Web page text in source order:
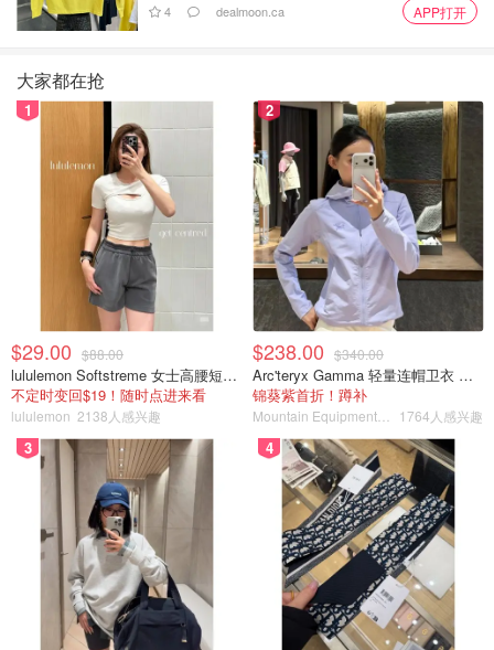
Biotrue Hydration Boost Eye Drops添加了HA（透明质
酸）、抗氧化剂和电解质，为干燥的眼睛提供即时水分。适
用于因屏幕和环境压力而引起的眼睛干燥和刺激，瞬间舒
缓，可在佩戴软性隐形眼镜时使用。滴眼液不仅不含防腐
剂，适合每天使用。
Bausch + Lomb Biotrue 滴眼液
$10.97
click.linksynergy.com
5.Clear Eyes 三重缓解眼药水
4 dealmoon.ca APP打开
大家都在抢
1
$29.00 $88.00
lululemon Softstreme 女士高腰短裤 10cm
不定时变回$19！随时点进来看
lululemon 2138人感兴趣
2
$238.00 $340.00
Arc'teryx Gamma 轻量连帽卫衣 女款
锦葵紫首折！蹲补
1764人感兴趣
3 4